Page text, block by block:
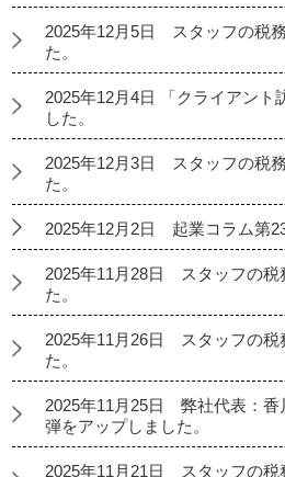
2025年12月5日 スタッフの税
た。
2025年12月4日 「クライアント
した。
2025年12月3日 スタッフの税
た。
2025年12月2日 起業コラム第
2025年11月28日 スタッフの税
た。
2025年11月26日 スタッフの税
た。
2025年11月25日 弊社代表：香
弾をアップしました。
2025年11月21日 スタッフの税